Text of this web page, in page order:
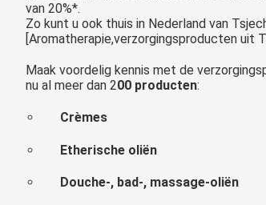
van 20%*.
Zo kunt u ook thuis in Nederland van
[Aromatherapie,verzorgingsproducten uit
Maak voordelig kennis met de
nu al meer dan 200 producten:
Crèmes
Etherische oliën
Douche-, bad-, massage-oliën